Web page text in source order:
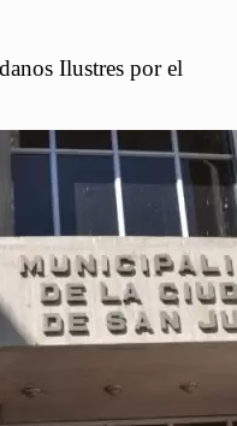
Ilustres por el